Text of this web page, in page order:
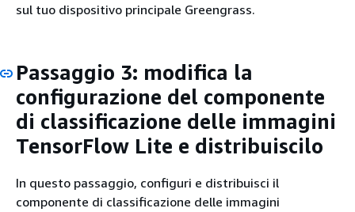
sul tuo dispositivo principale Greengrass.
Passaggio 3: modifica la
configurazione del componente
di classificazione delle immagini
TensorFlow Lite e distribuiscilo
In questo passaggio, configuri e distribuisci il
componente di classificazione delle immagini